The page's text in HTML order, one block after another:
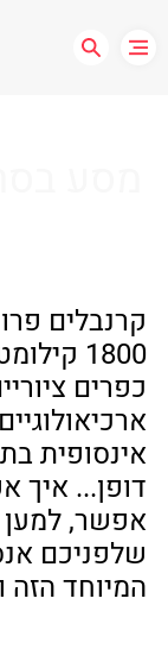
קרנבלים
1800
כפרים
אינסופית
דופן... איך
אפשר,
שלפניכם
המיוחד הזה